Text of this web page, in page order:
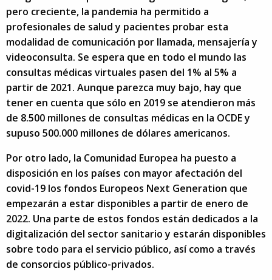
pero creciente, la pandemia ha permitido a
profesionales de salud y pacientes probar esta
modalidad de comunicación por llamada, mensajería y
videoconsulta. Se espera que en todo el mundo las
consultas médicas virtuales pasen del 1% al 5% a
partir de 2021. Aunque parezca muy bajo, hay que
tener en cuenta que sólo en 2019 se atendieron más
de 8.500 millones de consultas médicas en la OCDE y
supuso 500.000 millones de dólares americanos.
Por otro lado, la Comunidad Europea ha puesto a
disposición en los países con mayor afectación del
covid-19 los fondos Europeos Next Generation que
empezarán a estar disponibles a partir de enero de
2022. Una parte de estos fondos están dedicados a la
digitalización del sector sanitario y estarán disponibles
sobre todo para el servicio público, así como a través
de consorcios público-privados.